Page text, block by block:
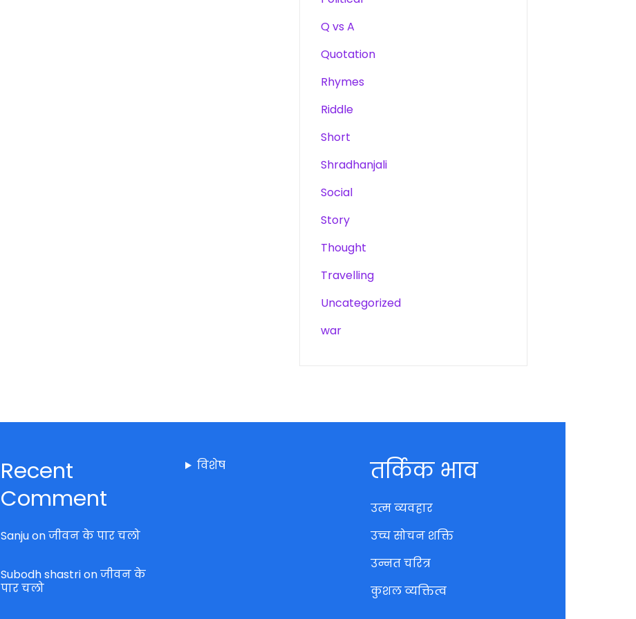
Q vs A
Quotation
Rhymes
Riddle
Short
Shradhanjali
Social
Story
Thought
Travelling
Uncategorized
war
Recent
Comment
Sanjuonजीवन के पार चलो
Subodh shastrionजीवन के
पार चलो
विशेष तर्किक भाव
उत्म व्यवहार
उच्च सोचन शक्ति
उन्नत चरित्र
कुशल व्यक्तित्व